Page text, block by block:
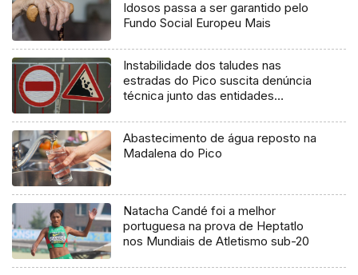
Idosos passa a ser garantido pelo
Fundo Social Europeu Mais
Instabilidade dos taludes nas
estradas do Pico suscita denúncia
técnica junto das entidades
Abastecimento de água reposto na
Madalena do Pico
Natacha Candé foi a melhor
portuguesa na prova de Heptatlo
nos Mundiais de Atletismo sub-20